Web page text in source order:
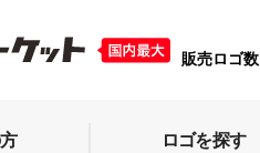
販売ロゴ数
ロゴを探す